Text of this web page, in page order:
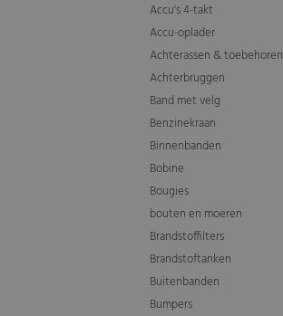
Accu's 4-takt
Accu-oplader
Achterassen & toebehoren
Achterbruggen
Band met velg
Benzinekraan
Binnenbanden
Bobine
Bougies
bouten en moeren
Brandstoffilters
Brandstoftanken
Buitenbanden
Bumpers